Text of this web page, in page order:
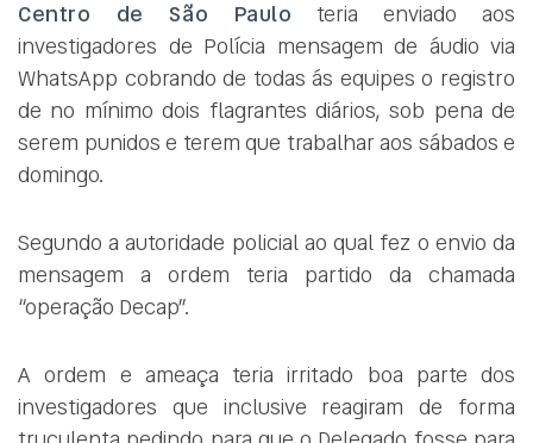
Centro de São Paulo teria enviado aos
investigadores de Polícia mensagem de áudio via
WhatsApp cobrando de todas ás equipes o registro
de no mínimo dois flagrantes diários, sob pena de
serem punidos e terem que trabalhar aos sábados e
domingo.
Segundo a autoridade policial ao qual fez o envio da
mensagem a ordem teria partido da chamada
“operação Decap”.
A ordem e ameaça teria irritado boa parte dos
investigadores que inclusive reagiram de forma